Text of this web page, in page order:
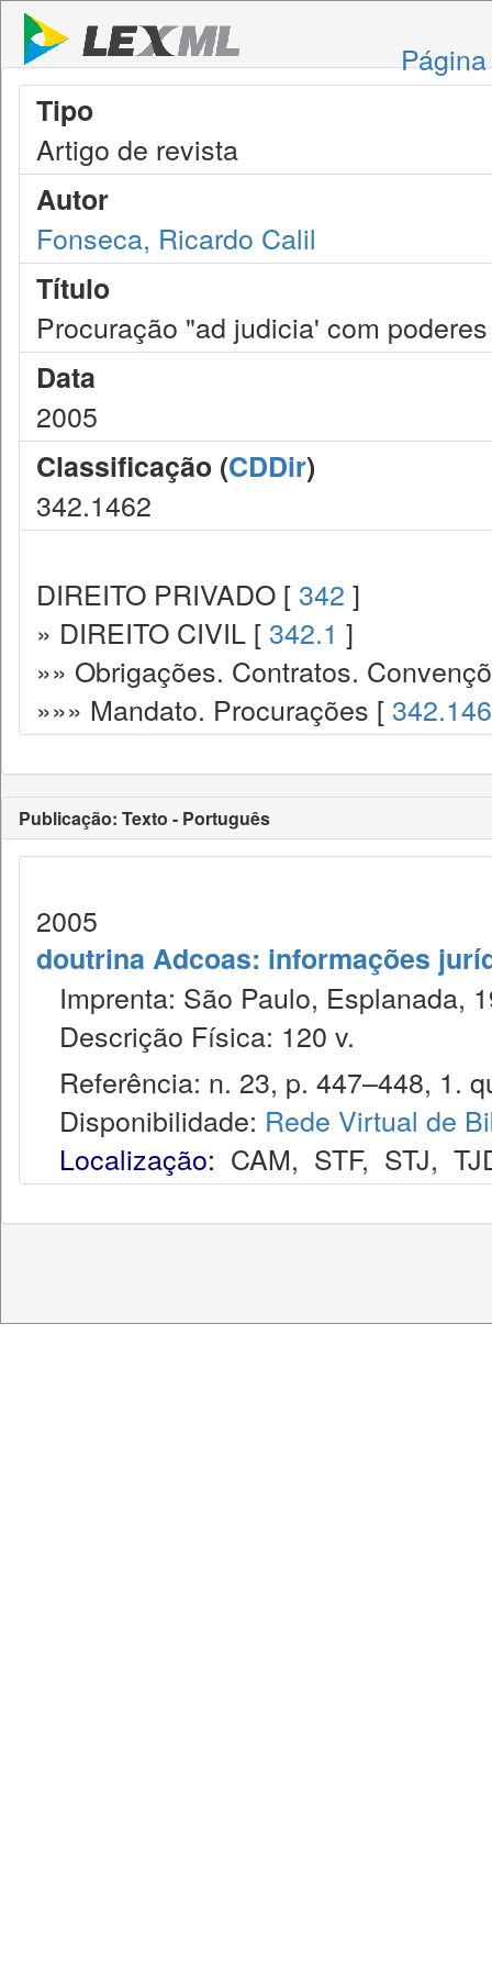
Tipo
Artigo de revista
Autor
Fonseca, Ricardo Calil
Título
Procuração "ad judicia' com
Data
2005
Classificação (CDDir)
342.1462
DIREITO PRIVADO [ 342 ]
» DIREITO CIVIL [ 342.1 ]
»» Obrigações. Contratos.
»»» Mandato. Procurações [
Publicação: Texto - Português
2005
doutrina Adcoas: informações
Imprenta: São Paulo, Esplanada,
Descrição Física: 120 v.
Referência: n. 23, p. 447–448, 1.
Disponibilidade: Rede Virtual de
Localização: CAM, STF, STJ,